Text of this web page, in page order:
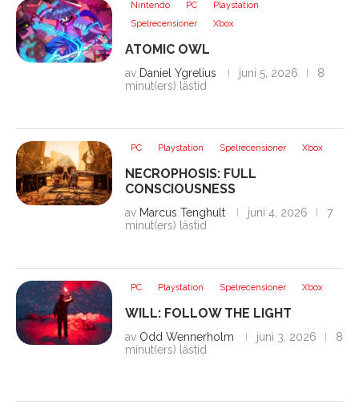
Nintendo PC
Playstation
Spelrecensioner
Xbox
ATOMIC OWL
av Daniel Ygrelius juni 5, 2026
8
minut(ers) lästid
PC Playstation Spelrecensioner Xbox
NECROPHOSIS: FULL
CONSCIOUSNESS
av Marcus Tenghult juni 4, 2026
7
minut(ers) lästid
PC Playstation Spelrecensioner Xbox
WILL: FOLLOW THE LIGHT
av Odd Wennerholm juni 3, 2026
8
minut(ers) lästid